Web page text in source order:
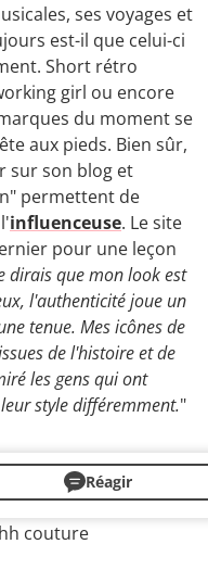
ses voyages et
est-il que celui-ci
Short rétro
girl ou encore
du moment se
aux pieds. Bien sûr,
sur son blog et
permettent de
influenceuse. Le site
pour une leçon
dirais que mon look est
l'authenticité joue un
tenue. Mes icônes de
de l'histoire et de
les gens qui ont
style différemment."
Réagir
couture